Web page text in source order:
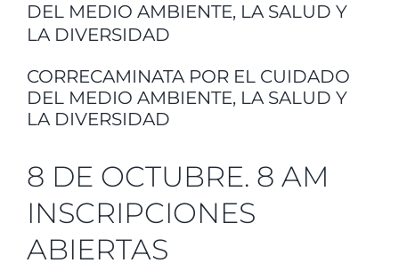
DEL MEDIO AMBIENTE, LA SALUD Y
LA DIVERSIDAD
CORRECAMINATA POR EL CUIDADO
DEL MEDIO AMBIENTE, LA SALUD Y
LA DIVERSIDAD
8 DE OCTUBRE. 8 AM
INSCRIPCIONES
ABIERTAS